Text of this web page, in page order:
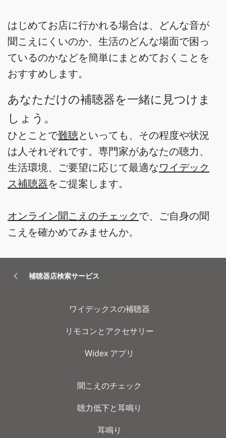
はじめてお店に行かれる場合は、どんな音が
聞こえにくいのか、生活のどんな場面で困っ
ているのかなどを簡単にまとめておくことを
おすすめします。
あなただけの補聴器を一緒に見つけま
しょう。
ひとことで難聴といっても、その程度や状況
は人それぞれです。専門家があなたの聴力、
生活環境、ご要望に応じて最適なワイデック
ス補聴器をご提案します。
オンライン聞こえのチェックで、ご自身の聞
こえを確かめてみませんか。
補聴器店検索サービス
ワイデックスの補聴器
リモコンとアクセサリー
Widex アプリ
聞こえのチェック
聴力低下と耳鳴り
耳鳴り